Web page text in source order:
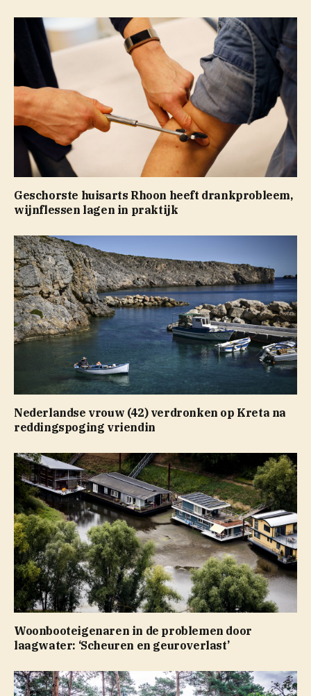
Geschorste huisarts Rhoon heeft drankprobleem,
wijnflessen lagen in praktijk
Nederlandse vrouw (42) verdronken op Kreta na
reddingspoging vriendin
Woonbooteigenaren in de problemen door
laagwater: ‘Scheuren en geuroverlast’